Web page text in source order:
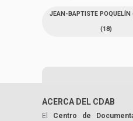
JEAN-BAPTISTE POQUELÍN
(18)
ACERCA DEL CDAB
El Centro de